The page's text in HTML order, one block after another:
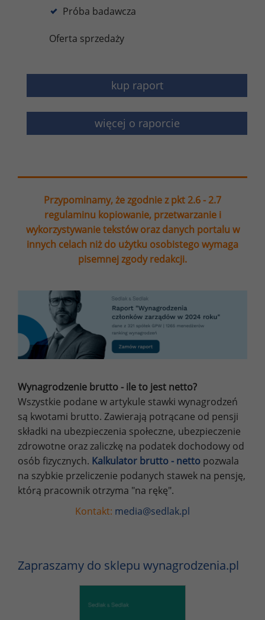
Próba badawcza
Oferta sprzedaży
kup raport
więcej o raporcie
Przypominamy, że zgodnie z pkt 2.6 - 2.7
regulaminu kopiowanie, przetwarzanie i
wykorzystywanie tekstów oraz danych portalu w
innych celach niż do użytku osobistego wymaga
pisemnej zgody redakcji.
Wynagrodzenie brutto - ile to jest netto?
Wszystkie podane w artykule stawki wynagrodzeń
są kwotami brutto. Zawierają potrącane od pensji
składki na ubezpieczenia społeczne, ubezpieczenie
zdrowotne oraz zaliczkę na podatek dochodowy od
osób fizycznych. Kalkulator brutto - netto pozwala
na szybkie przeliczenie podanych stawek na pensję,
którą pracownik otrzyma "na rękę".
Kontakt: media@sedlak.pl
Zapraszamy do sklepu wynagrodzenia.pl